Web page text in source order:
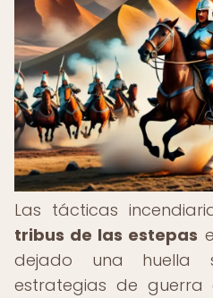
Las tácticas
tribus de las estepas
dejado una huella
estrategias de guerra